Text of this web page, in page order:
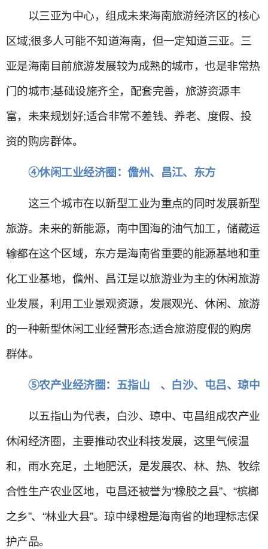
以三亚为中心，组成未来海南旅游经济区的核心
区域;很多人可能不知道海南，但一定知道三亚。三
亚是海南目前旅游发展较为成熟的城市，也是非常热
门的城市;基础设施齐全，配套完善，旅游资源丰
富，未来规划好;适合非常不差钱、养老、度假、投
资的购房群体。
④休闲工业经济圈：儋州、昌江、东方
这三个城市在以新型工业为重点的同时发展新型
旅游。未来的新能源，南中国海的油气加工，储藏运
输都在这个区域，东方是海南省重要的能源基地和重
化工业基地，儋州、昌江是以旅游业为主的休闲旅游
业发展，利用工业景观资源，发展观光、休闲、旅游
的一种新型休闲工业经营形态;适合旅游度假的购房
群体。
⑤农产业经济圈：五指山 、白沙、屯吕、琼中
以五指山为代表，白沙、琼中、屯昌组成农产业
休闲经济圈，主要推动农业科技发展，这里气候温
和，雨水充足，土地肥沃，是发展农、林、热、牧综
合性生产农业区地，屯昌还被誉为“橡胶之县”、“槟榔
之乡”、“林业大县”。琼中绿橙是海南省的地理标志保
护产品。